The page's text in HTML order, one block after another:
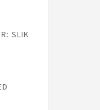
SLIK